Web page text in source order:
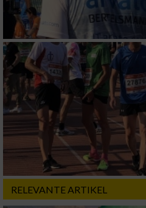
RELEVANTE ARTIKEL